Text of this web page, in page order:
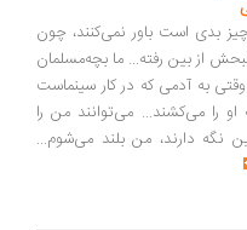
است باور نمی‌کنند، چون
رفته... ما بچه‌مسلمان
که در کار سینماست
می‌توانند من را
من بلند می‌شوم...